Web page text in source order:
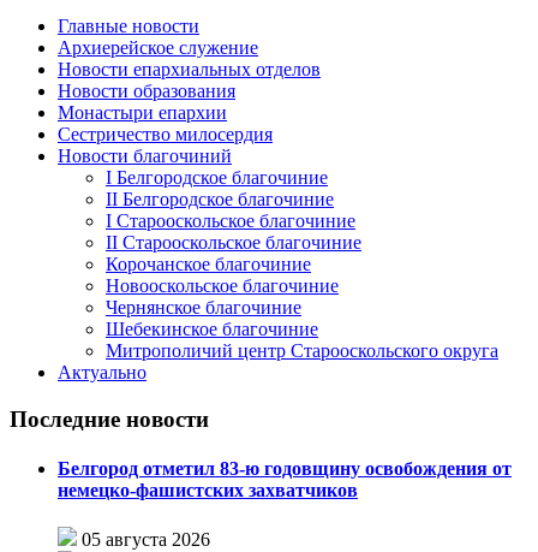
Главные новости
Архиерейское служение
Новости епархиальных отделов
Новости образования
Монастыри епархии
Сестричество милосердия
Новости благочиний
I Белгородское благочиние
II Белгородское благочиние
I Старооскольское благочиние
II Старооскольское благочиние
Корочанское благочиние
Новооскольское благочиние
Чернянское благочиние
Шебекинское благочиние
Митрополичий центр Старооскольского округа
Актуально
Последние новости
Белгород отметил 83-ю годовщину освобождения от
немецко-фашистских захватчиков
05 августа 2026